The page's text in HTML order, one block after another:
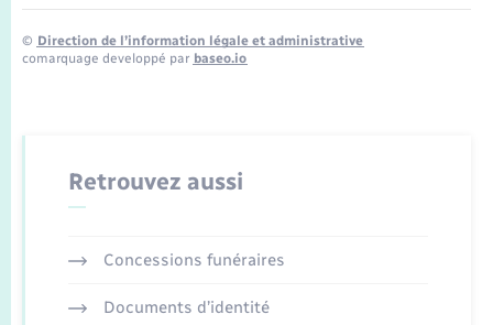
© Direction de l’information légale et administrative
comarquage developpé par baseo.io
Retrouvez aussi
Concessions funéraires
Documents d’identité